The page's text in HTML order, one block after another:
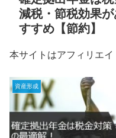
減税・節税効果
すすめ【節約】
本サイトはアフィリエイ
資産形成